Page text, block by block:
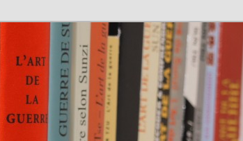
la guerre" de Sun Tzu